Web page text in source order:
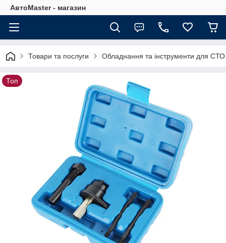
АвтоMaster - магазин
Товари та послуги Обладнання та інструменти для СТО
Топ